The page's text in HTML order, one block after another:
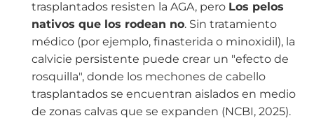
trasplantados resisten la AGA, pero Los pelos
nativos que los rodean no. Sin tratamiento
médico (por ejemplo, finasterida o minoxidil), la
calvicie persistente puede crear un "efecto de
rosquilla", donde los mechones de cabello
trasplantados se encuentran aislados en medio
de zonas calvas que se expanden (NCBI, 2025).